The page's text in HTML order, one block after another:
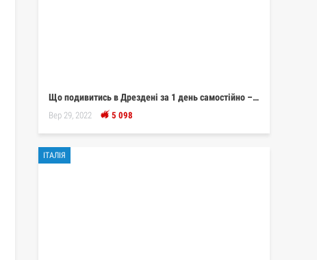
Що подивитись в Дрездені за 1 день самостійно –…
Вер 29, 2022 5 098
ІТАЛІЯ